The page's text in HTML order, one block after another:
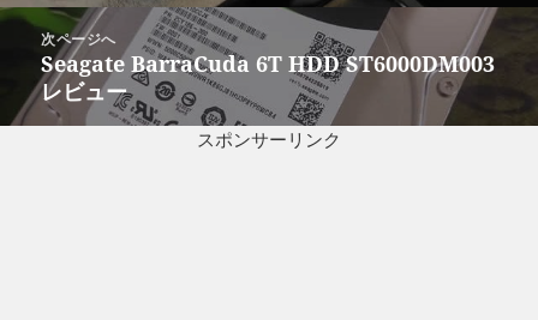
ゲ
ン
稿:
次ページへ
次
の
投
Seagate BarraCuda 6T HDD ST6000DM003
レビュー
スポンサーリンク